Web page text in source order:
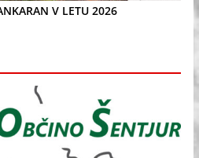
V LETU 2026